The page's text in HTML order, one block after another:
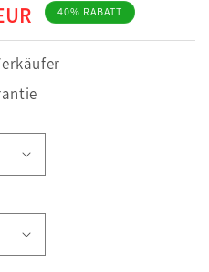
40% RABATT